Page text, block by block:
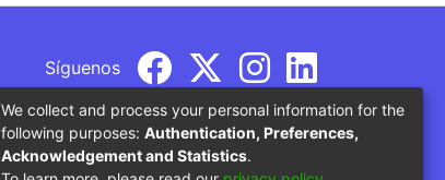
Síguenos
We collect and process your personal information for the
following purposes: Authentication, Preferences,
Acknowledgement and Statistics.